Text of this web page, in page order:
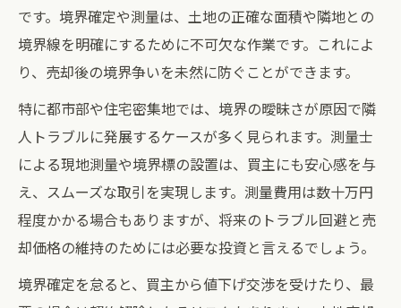
です。境界確定や測量は、土地の正確な面積や隣地との
境界線を明確にするために不可欠な作業です。これによ
り、売却後の境界争いを未然に防ぐことができます。
特に都市部や住宅密集地では、境界の曖昧さが原因で隣
人トラブルに発展するケースが多く見られます。測量士
による現地測量や境界標の設置は、買主にも安心感を与
え、スムーズな取引を実現します。測量費用は数十万円
程度かかる場合もありますが、将来のトラブル回避と売
却価格の維持のためには必要な投資と言えるでしょう。
境界確定を怠ると、買主から値下げ交渉を受けたり、最